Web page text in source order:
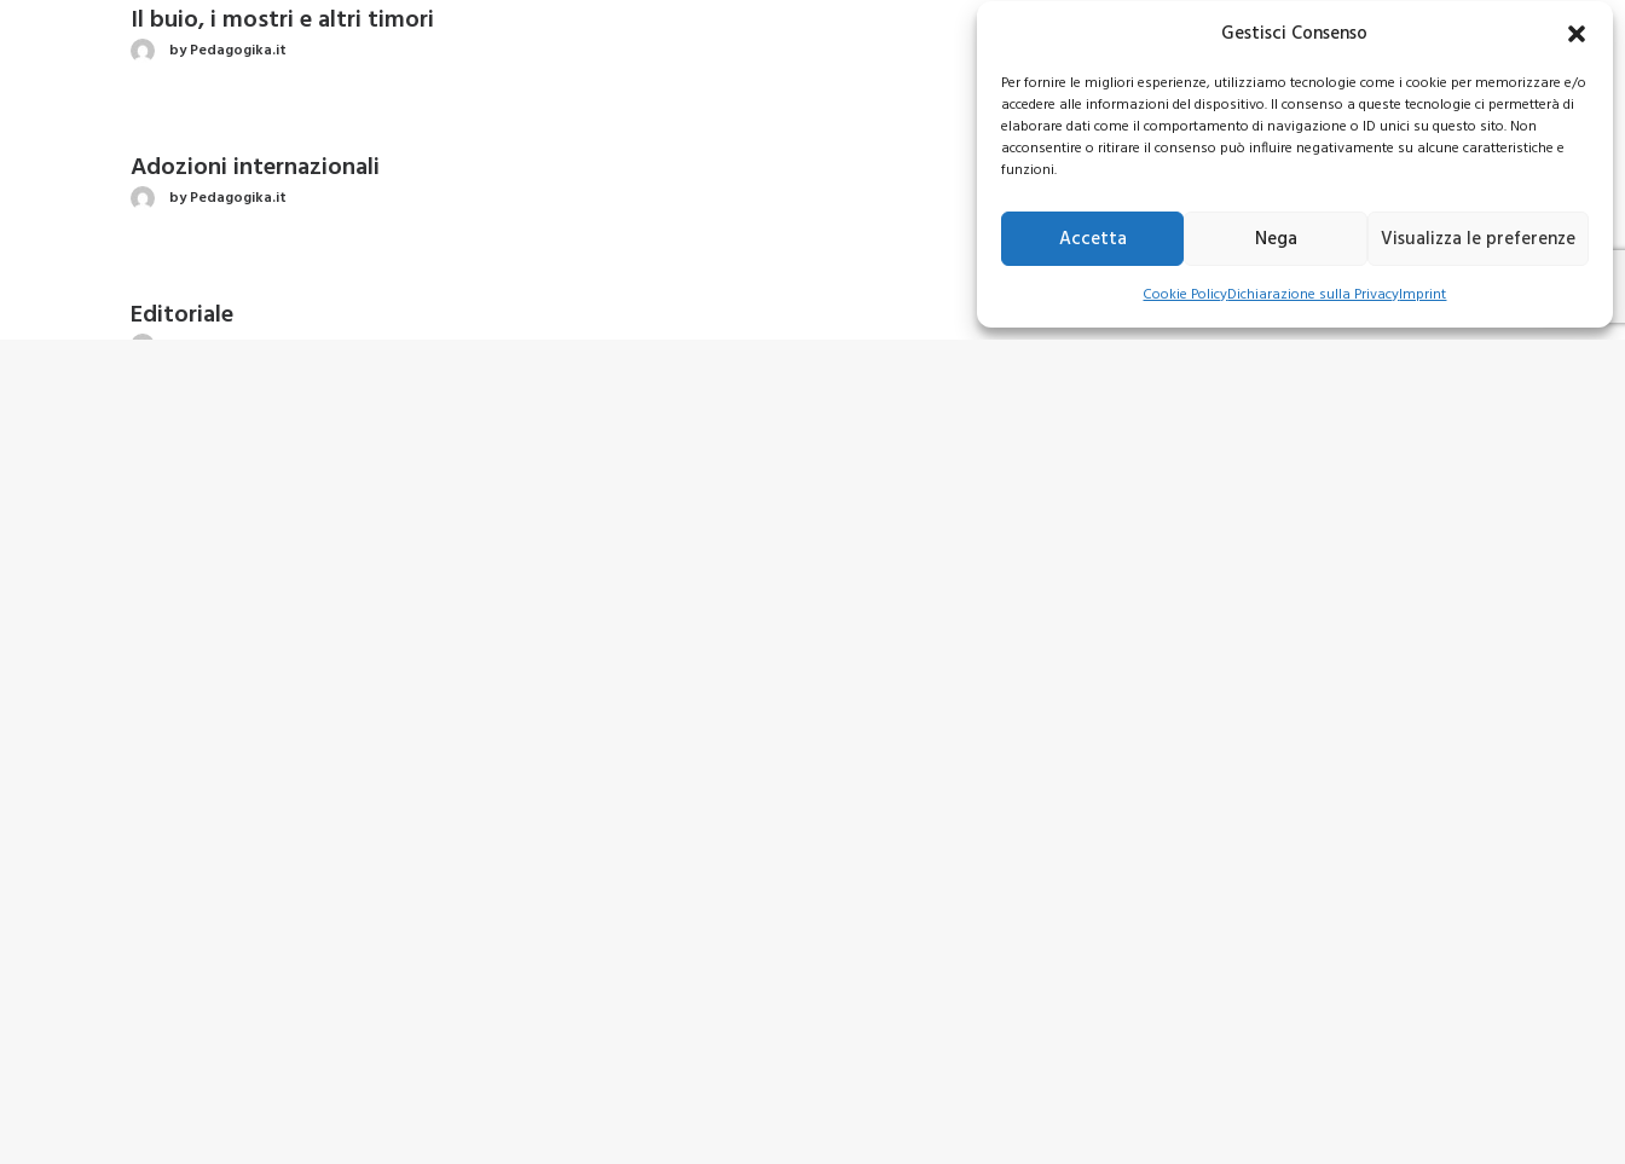
Gestisci Consenso
Per fornire le migliori esperienze, utilizziamo tecnologie come i cookie per memorizzare e/o
accedere alle informazioni del dispositivo. Il consenso a queste tecnologie ci permetterà di
elaborare dati come il comportamento di navigazione o ID unici su questo sito. Non
acconsentire o ritirare il consenso può influire negativamente su alcune caratteristiche e
funzioni.
Accetta Nega Visualizza le preferenze
Cookie PolicyDichiarazione sulla PrivacyImprint
Il buio, i mostri e altri timori
by Pedagogika.it
Adozioni internazionali
by Pedagogika.it
Editoriale